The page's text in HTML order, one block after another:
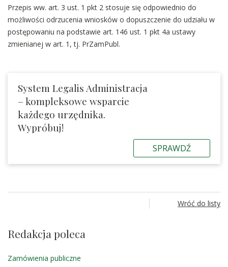
Przepis ww. art. 3 ust. 1 pkt 2 stosuje się odpowiednio do
możliwości odrzucenia wniosków o dopuszczenie do udziału w
postępowaniu na podstawie art. 146 ust. 1 pkt 4a ustawy
zmienianej w art. 1, tj. PrZamPubl.
System Legalis Administracja
– kompleksowe wsparcie
każdego urzędnika.
Wypróbuj!
SPRAWDŹ
Wróć do listy
Redakcja poleca
Zamówienia publiczne